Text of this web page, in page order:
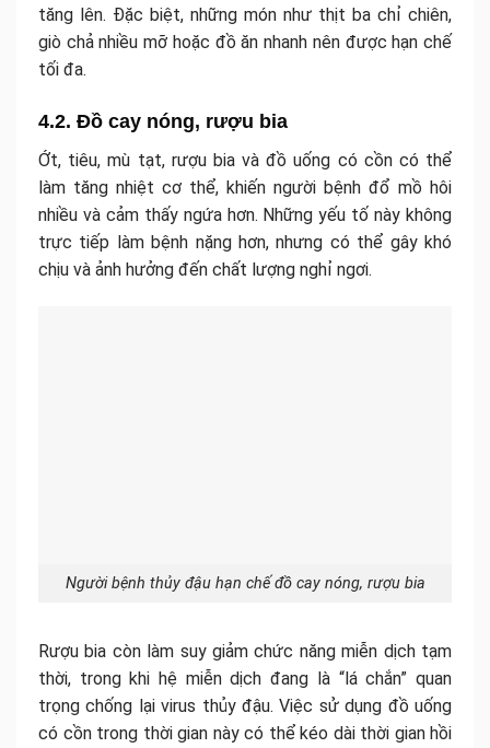
tăng lên. Đặc biệt, những món như thịt ba chỉ chiên,
giò chả nhiều mỡ hoặc đồ ăn nhanh nên được hạn chế
tối đa.
4.2. Đồ cay nóng, rượu bia
Ớt, tiêu, mù tạt, rượu bia và đồ uống có cồn có thể
làm tăng nhiệt cơ thể, khiến người bệnh đổ mồ hôi
nhiều và cảm thấy ngứa hơn. Những yếu tố này không
trực tiếp làm bệnh nặng hơn, nhưng có thể gây khó
chịu và ảnh hưởng đến chất lượng nghỉ ngơi.
Người bệnh thủy đậu hạn chế đồ cay nóng, rượu bia
Rượu bia còn làm suy giảm chức năng miễn dịch tạm
thời, trong khi hệ miễn dịch đang là “lá chắn” quan
trọng chống lại virus thủy đậu. Việc sử dụng đồ uống
có cồn trong thời gian này có thể kéo dài thời gian hồi